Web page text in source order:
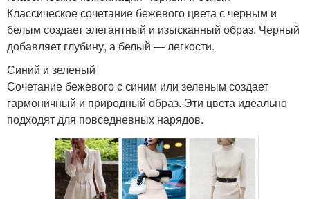
Классическое сочетание бежевого цвета с черным и
белым создает элегантный и изысканный образ. Черный
добавляет глубину, а белый — легкости.
Синий и зеленый
Сочетание бежевого с синим или зеленым создает
гармоничный и природный образ. Эти цвета идеально
подходят для повседневных нарядов.